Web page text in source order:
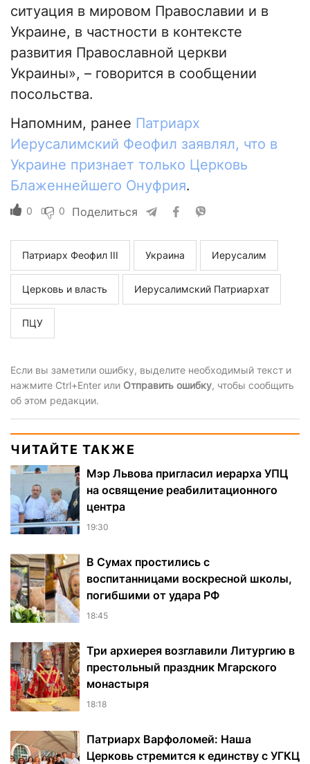
ситуация в мировом Православии и в
Украине, в частности в контексте
развития Православной церкви
Украины», – говорится в сообщении
посольства.
Напомним, ранее Патриарх
Иерусалимский Феофил заявлял, что в
Украине признает только Церковь
Блаженнейшего Онуфрия.
0 0 Поделиться
Патриарх Феофил III Украина Иерусалим
Церковь и власть Иерусалимский Патриархат
ПЦУ
Если вы заметили ошибку, выделите необходимый текст и
нажмите Ctrl+Enter или Отправить ошибку, чтобы сообщить
об этом редакции.
ЧИТАЙТЕ ТАКЖЕ
Мэр Львова пригласил иерарха УПЦ
на освящение реабилитационного
центра
19:30
В Сумах простились с
воспитанницами воскресной школы,
погибшими от удара РФ
18:45
Три архиерея возглавили Литургию в
престольный праздник Мгарского
монастыря
18:18
Патриарх Варфоломей: Наша
Церковь стремится к единству с УГКЦ